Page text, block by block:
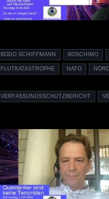
BODO SCHIFFMANN BOSCHIMO
FLUTKATASTROPHE NATO
VERFASSUNGSSCHUTZBERICHT